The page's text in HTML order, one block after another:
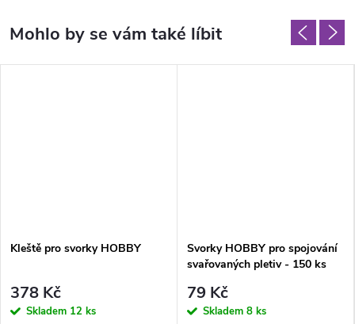
Kleště pro svorky HOBBY
378 Kč
Skladem 12 ks
Svorky HOBBY pro spojování
svařovaných pletiv - 150 ks
79 Kč
Skladem 8 ks